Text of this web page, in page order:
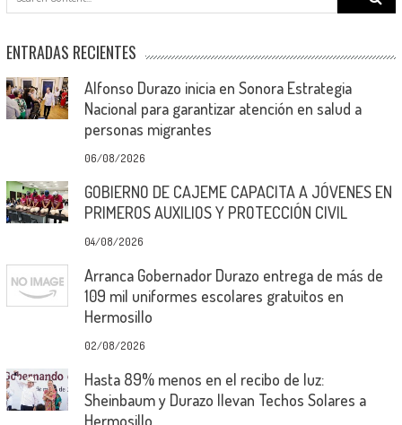
for:
ENTRADAS RECIENTES
Alfonso Durazo inicia en Sonora Estrategia
Nacional para garantizar atención en salud a
personas migrantes
06/08/2026
GOBIERNO DE CAJEME CAPACITA A JÓVENES EN
PRIMEROS AUXILIOS Y PROTECCIÓN CIVIL
04/08/2026
Arranca Gobernador Durazo entrega de más de
109 mil uniformes escolares gratuitos en
Hermosillo
02/08/2026
Hasta 89% menos en el recibo de luz:
Sheinbaum y Durazo llevan Techos Solares a
Hermosillo